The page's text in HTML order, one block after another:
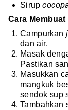
Sirup
Cara Membuat
Campurkan
dan air.
Masak
Pastikan
Masukkan
mangkuk
sendok sup
Tambahkan